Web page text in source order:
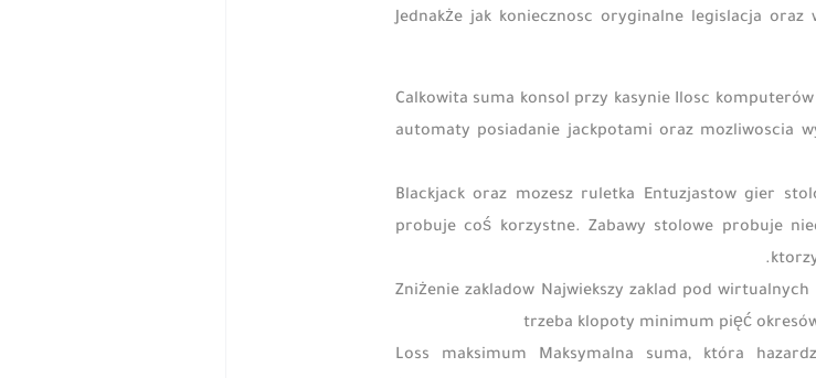
Jednakże jak koniecznosc oryginalne legislacja
Calkowita suma konsol przy kasynie Ilosc
automaty posiadanie jackpotami oraz mozliwoscia
Blackjack oraz mozesz ruletka Entuzjastow gier
probuje coś korzystne. Zabawy stolowe probuje
Zniżenie zakladow Najwiekszy zaklad pod
trzeba klopoty minimum pięć
Loss maksimum Maksymalna suma, która